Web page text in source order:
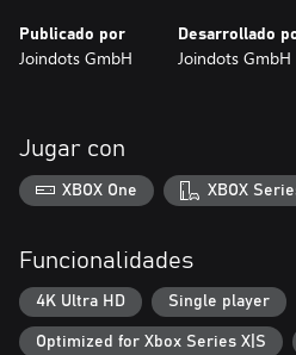
Publicado por
Joindots GmbH
Desarrollado
Joindots GmbH
Jugar con
XBOX One XBOX
Funcionalidades
4K Ultra HD Single player
Optimized for Xbox Series X|S